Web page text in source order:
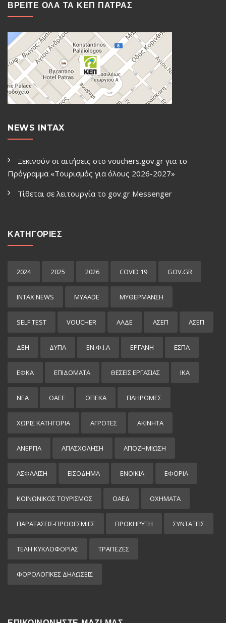
ΒΡΕΙΤΕ ΟΛΑ ΤΑ ΚΕΠ ΠΑΤΡΑΣ
NEWS INTAX
Ξεκινούν οι αιτήσεις στο vouchers.gov.gr για το
Πρόγραμμα «Τουρισμός για όλους 2026-2027»
Τίθεται σε λειτουργία το gov.gr Μessenger
ΚΑΤΗΓΟΡΙΕΣ
2024 2025 2026 COVID 19 GOV.GR
INTAX NEWS MYAADE MYΘΈΡΜΑΝΣΗ
SELF TEST VOUCHER ΑΑΔΕ ΑΣΕΠ ΑΣΕΠ
ΔΕΗ ΔΥΠΑ ΕΝ.Φ.Ι.Α ΕΡΓΑΝΗ ΕΣΠΑ
ΕΦΚΑ ΕΠΙΔΌΜΑΤΑ ΘΕΣΕΙΣ ΕΡΓΑΣΙΑΣ ΙΚΑ
ΝΕΑ ΟΑΕΕ ΟΠΕΚΑ ΠΛΗΡΩΜΕΣ
ΧΩΡΊΣ ΚΑΤΗΓΟΡΊΑ ΑΓΡΟΤΕΣ ΑΚΙΝΗΤΑ
ΑΝΕΡΓΙΑ ΑΠΑΣΧΟΛΗΣΗ ΑΠΟΖΗΜΙΩΣΗ
ΑΣΦΑΛΙΣΗ ΕΙΣΌΔΗΜΑ ΕΝΟΙΚΙΑ ΕΦΟΡΙΑ
ΚΟΙΝΩΝΙΚΟΣ ΤΟΥΡΙΣΜΟΣ ΟΑΕΔ ΟΧΗΜΑΤΑ
ΠΑΡΑΤΑΣΕΙΣ-ΠΡΟΘΕΣΜΙΕΣ ΠΡΟΚΉΡΥΞΗ ΣΥΝΤΑΞΕΙΣ
ΤΕΛΗ ΚΥΚΛΟΦΟΡΙΑΣ ΤΡΑΠΕΖΕΣ
ΦΟΡΟΛΟΓΙΚΕΣ ΔΗΛΩΣΕΙΣ